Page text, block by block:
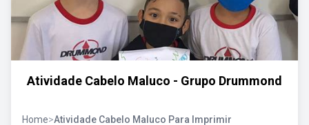
Atividade Cabelo Maluco - Grupo Drummond
Home>Atividade Cabelo Maluco Para Imprimir